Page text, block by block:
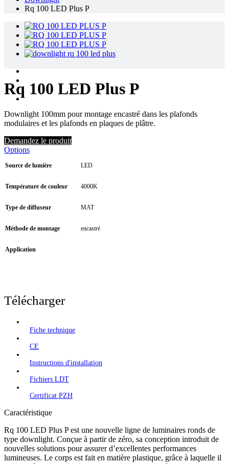
Rq 100 LED Plus P
Rq 100 LED Plus P
Downlight 100mm pour montage encastré dans les plafonds
modulaires et les plafonds en plaques de plâtre.
Demandez le produit
Options
Source de lumière LED
Température de couleur 4000K
Type de diffuseur MAT
Méthode de montage encastré
Application
Télécharger
Fiche technique
CE
Instructions d'installation
Fichiers LDT
Certificat PZH
Caractéristique
Rq 100 LED Plus P est une nouvelle ligne de luminaires ronds de
type downlight. Conçue à partir de zéro, sa conception introduit de
nouvelles solutions pour assurer d’excellentes performances
lumineuses. Le corps est fait en matière plastique, grâce à laquelle il